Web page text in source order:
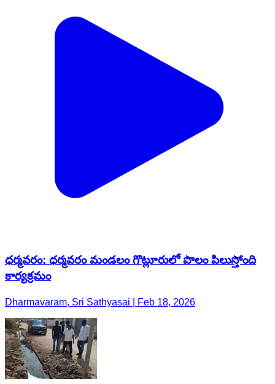
ధర్మవరం: ధర్మవరం మండలం గొట్లూరులో పొలం పిలుస్తోంది
కార్యక్రమం
Dharmavaram, Sri Sathyasai | Feb 18, 2026